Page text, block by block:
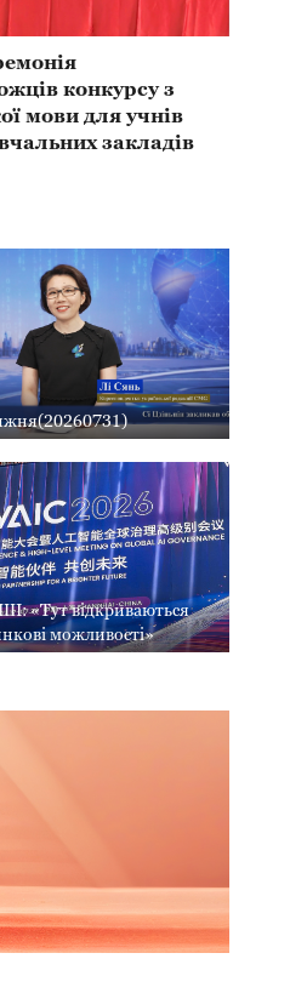
конкурсу з
мови для учнів
закладів
ШІ: «Тут відкриваються
можливості»